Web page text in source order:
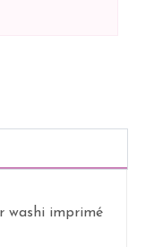
washi imprimé